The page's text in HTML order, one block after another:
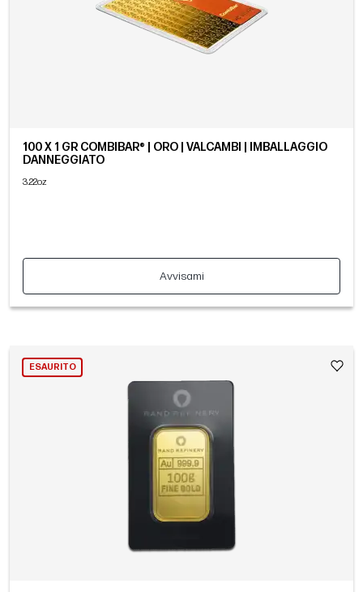
100 X 1 GR COMBIBAR® | ORO | VALCAMBI | IMBALLAGGIO
DANNEGGIATO
3.22oz
Avvisami
ESAURITO